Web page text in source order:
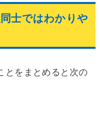
士ではわかりや
とをまとめると次の